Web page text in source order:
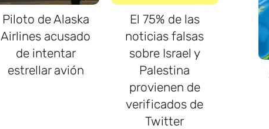
Piloto de Alaska
Airlines acusado
de intentar
estrellar avión
El 75% de las
noticias falsas
sobre Israel y
Palestina
provienen de
verificados de
Twitter